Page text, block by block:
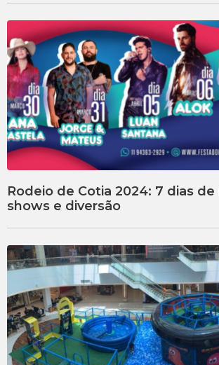
Rodeio de Cotia 2024: 7 dias
shows e diversão